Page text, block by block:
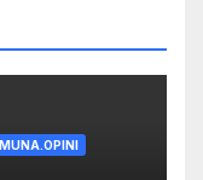
MUNA.OPINI